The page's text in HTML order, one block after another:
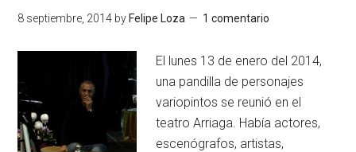
8 septiembre, 2014 by Felipe Loza 1 comentario
El lunes 13 de enero del 2014,
una pandilla de personajes
variopintos se reunió en el
teatro Arriaga. Había actores,
escenógrafos, artistas,